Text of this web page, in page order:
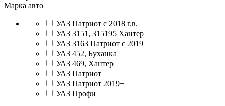
Марка авто
УАЗ Патриот с 2018 г.в.
УАЗ 3151, 315195 Хантер
УАЗ 3163 Патриот с 2019
УАЗ 452, Буханка
УАЗ 469, Хантер
УАЗ Патриот
УАЗ Патриот 2019+
УАЗ Профи